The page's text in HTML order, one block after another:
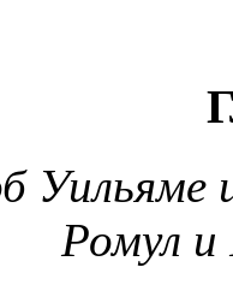
Уильяме
Ромул и